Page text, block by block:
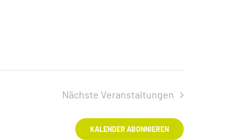
Nächste Veranstaltungen
KALENDER ABONNIEREN